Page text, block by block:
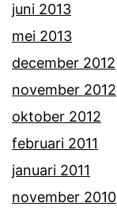
juni 2013
mei 2013
december 2012
november 2012
oktober 2012
februari 2011
januari 2011
november 2010